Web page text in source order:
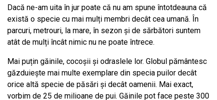
Dacă ne-am uita în jur poate că nu am spune întotdeauna că
există o specie cu mai mulți membri decât cea umană. În
parcuri, metrouri, la mare, în sezon și de sărbători suntem
atât de mulți încât nimic nu ne poate întrece.
Mai puțin găinile, cocoșii și odraslele lor. Globul pământesc
găzduiește mai multe exemplare din specia puilor decât
orice altă specie de păsări și decât oamenii. Mai exact,
vorbim de 25 de milioane de pui. Găinile pot face peste 300